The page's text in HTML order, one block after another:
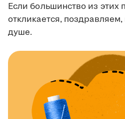
Если большинство из этих
откликается,
душе.